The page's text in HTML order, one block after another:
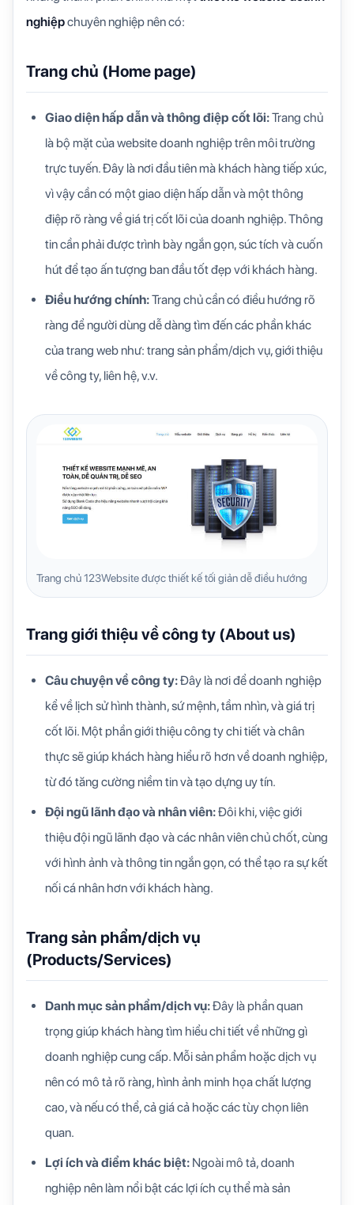
nghiệpchuyên nghiệp nên có:
Trang chủ (Home page)
Giao diện hấp dẫn và thông điệp cốt lõi:Trang chủ
là bộ mặt của website doanh nghiệp trên môi trường
trực tuyến. Đây là nơi đầu tiên mà khách hàng tiếp xúc,
vì vậy cần có một giao diện hấp dẫn và một thông
điệp rõ ràng về giá trị cốt lõi của doanh nghiệp. Thông
tin cần phải được trình bày ngắn gọn, súc tích và cuốn
hút để tạo ấn tượng ban đầu tốt đẹp với khách hàng.
Điều hướng chính:Trang chủ cần có điều hướng rõ
ràng để người dùng dễ dàng tìm đến các phần khác
của trang web như: trang sản phẩm/dịch vụ, giới thiệu
về công ty, liên hệ, v.v.
Trang chủ 123Website được thiết kế tối giản dễ điều hướng
Trang giới thiệu về công ty (About us)
Câu chuyện về công ty:Đây là nơi để doanh nghiệp
kể về lịch sử hình thành, sứ mệnh, tầm nhìn, và giá trị
cốt lõi. Một phần giới thiệu công ty chi tiết và chân
thực sẽ giúp khách hàng hiểu rõ hơn về doanh nghiệp,
từ đó tăng cường niềm tin và tạo dựng uy tín.
Đội ngũ lãnh đạo và nhân viên:Đôi khi, việc giới
thiệu đội ngũ lãnh đạo và các nhân viên chủ chốt, cùng
với hình ảnh và thông tin ngắn gọn, có thể tạo ra sự kết
nối cá nhân hơn với khách hàng.
Trang sản phẩm/dịch vụ
(Products/Services)
Danh mục sản phẩm/dịch vụ:Đây là phần quan
trọng giúp khách hàng tìm hiểu chi tiết về những gì
doanh nghiệp cung cấp. Mỗi sản phẩm hoặc dịch vụ
nên có mô tả rõ ràng, hình ảnh minh họa chất lượng
cao, và nếu có thể, cả giá cả hoặc các tùy chọn liên
quan.
Lợi ích và điểm khác biệt: Ngoài mô tả, doanh
nghiệp nên làm nổi bật các lợi ích cụ thể mà sản